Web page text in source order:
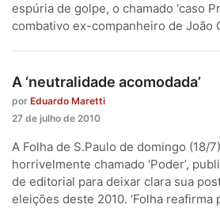
espúria de golpe, o chamado ‘caso
combativo ex-companheiro de João
A ‘neutralidade acomodada’
por Eduardo Maretti
27 de julho de 2010
A Folha de S.Paulo de domingo (18/
horrivelmente chamado ‘Poder’,
de editorial para deixar clara sua
eleições deste 2010. ‘Folha reafirma